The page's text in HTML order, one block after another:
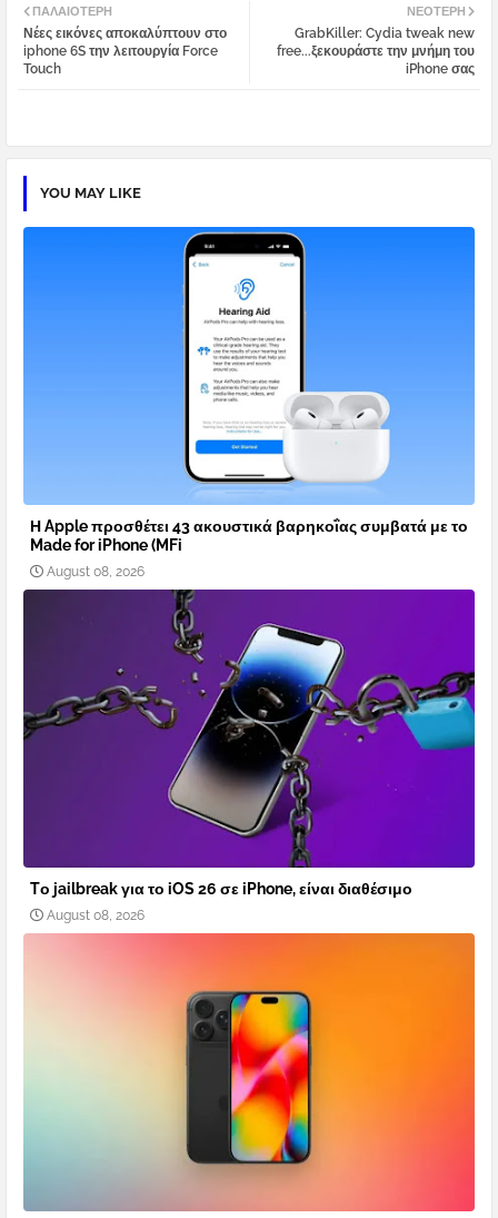
tter atsa
ΝΕΌΤΕΡΗ
GrabKiller: Cydia tweak new
free...ξεκουράστε την μνήμη του
iPhone σας
ΠΑΛΑΙΌΤΕΡΗ
Νέες εικόνες αποκαλύπτουν στο
iphone 6S την λειτουργία Force
Touch
YOU MAY LIKE
Η Apple προσθέτει 43 ακουστικά βαρηκοΐας συμβατά με το
Made for iPhone (MFi
August 08, 2026
Tο jailbreak για το iOS 26 σε iPhone, είναι διαθέσιμο
August 08, 2026